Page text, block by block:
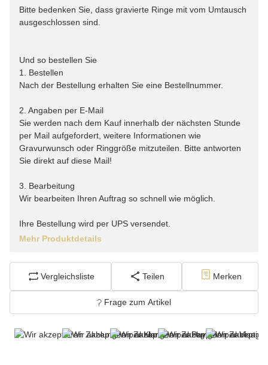
Bitte bedenken Sie, dass gravierte Ringe mit vom Umtausch
ausgeschlossen sind.
Und so bestellen Sie
1. Bestellen
Nach der Bestellung erhalten Sie eine Bestellnummer.
2. Angaben per E-Mail
Sie werden nach dem Kauf innerhalb der nächsten Stunde
per Mail aufgefordert, weitere Informationen wie
Gravurwunsch oder Ringgröße mitzuteilen. Bitte antworten
Sie direkt auf diese Mail!
3. Bearbeitung
Wir bearbeiten Ihren Auftrag so schnell wie möglich.
Ihre Bestellung wird per UPS versendet.
Mehr Produktdetails
Vergleichsliste Teilen Merken
Frage zum Artikel